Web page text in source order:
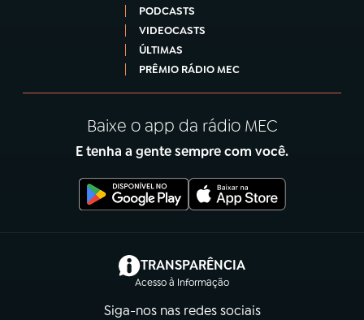
PODCASTS
VIDEOCASTS
ÚLTIMAS
PRÊMIO RÁDIO MEC
Baixe o app da rádio MEC
E tenha a gente sempre com você.
TRANSPARÊNCIA
Acesso à Informação
(abre em nova aba)
Siga-nos nas redes sociais